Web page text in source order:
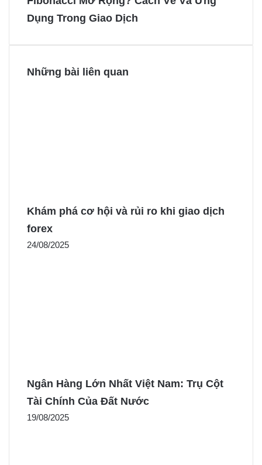
o
k
e
s
g
e
g
e
Dụng Trong Giao Dịch
Những bài liên quan
Khám phá cơ hội và rủi ro khi giao dịch
forex
24/08/2025
Ngân Hàng Lớn Nhất Việt Nam: Trụ Cột
Tài Chính Của Đất Nước
19/08/2025